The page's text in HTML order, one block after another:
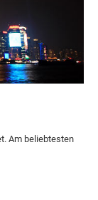
Am beliebtesten